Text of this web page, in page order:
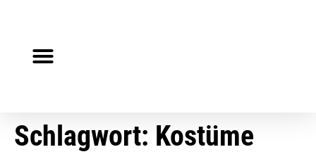
Schlagwort: Kostüme